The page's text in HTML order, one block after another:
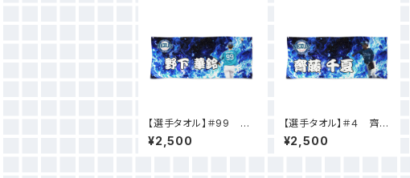
【選手タオル】＃99 野
下 華鈴
¥2,500
【選手タオル】＃４ 齊
藤 千夏
¥2,500